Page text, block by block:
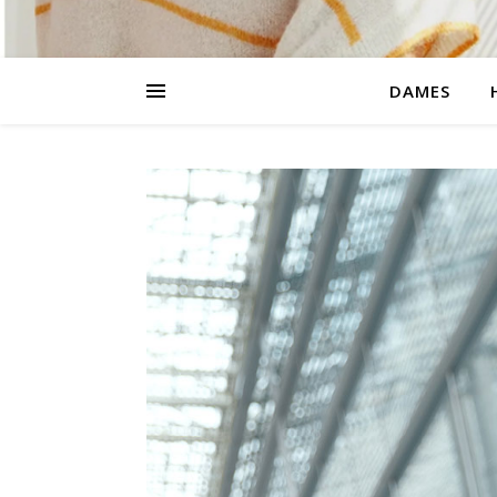
DAMES